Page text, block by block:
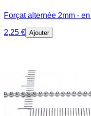
Forçat alternée 2mm -
2,25 € Ajouter